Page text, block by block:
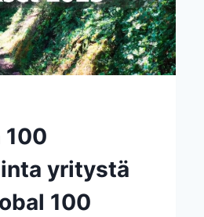
100
yritystä
100